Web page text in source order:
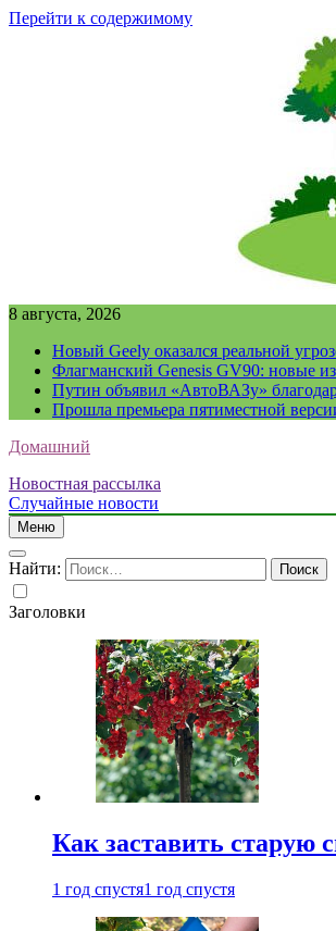
Перейти к содержимому
8 августа, 2026
Новый Geely оказался реальной
Флагманский Genesis GV90: новые
Путин объявил «АвтоВАЗу»
Прошла премьера пятиместной
Домашний
Новостная рассылка
Случайные новости
Меню
Найти:
Заголовки
Как заставить старую
1 год спустя1 год спустя